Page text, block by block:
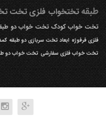
طبقه تختخواب فلزیتخت
تخت خواب کودکتخت خواب دو
فلزی فرفوژه ابعاد تخت سربازی دو طبقه
تخت خواب فلزی سفارشی تخت خواب دو